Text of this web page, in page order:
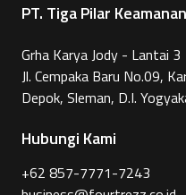
PT. Tiga Pilar Keamanan
Grha Karya Jody - Lantai 3
Jl. Cempaka Baru No.09,
Depok, Sleman, D.I.
Hubungi Kami
+62 857-7771-7243